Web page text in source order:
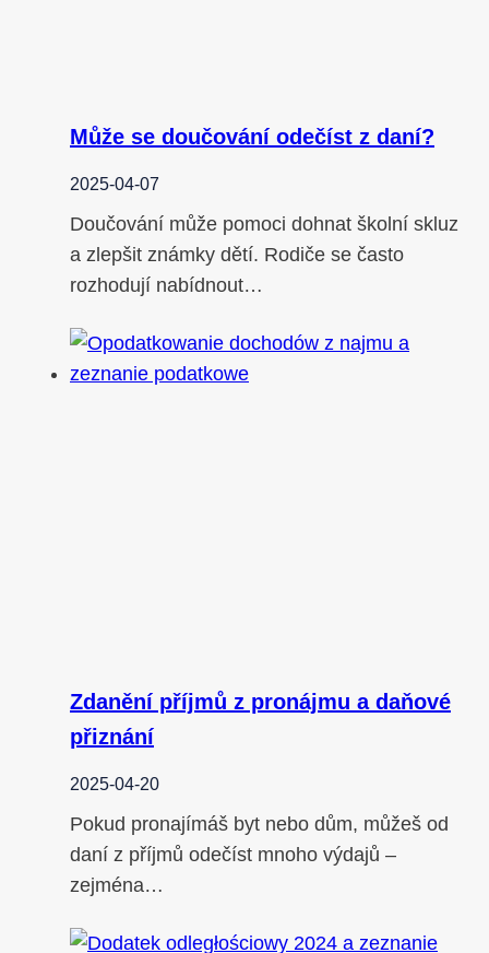
Může se doučování odečíst z daní?
2025-04-07
Doučování může pomoci dohnat školní skluz
a zlepšit známky dětí. Rodiče se často
rozhodují nabídnout…
Zdanění příjmů z pronájmu a daňové
přiznání
2025-04-20
Pokud pronajímáš byt nebo dům, můžeš od
daní z příjmů odečíst mnoho výdajů –
zejména…